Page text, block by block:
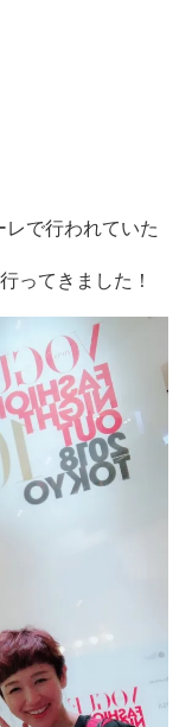
で行われていた
ってきました！